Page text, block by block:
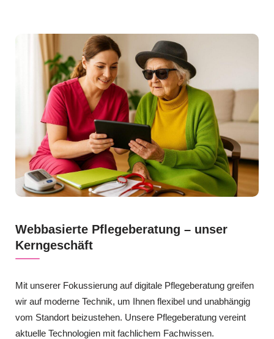
Webbasierte Pflegeberatung – unser
Kerngeschäft
Mit unserer Fokussierung auf digitale Pflegeberatung greifen
wir auf moderne Technik, um Ihnen flexibel und unabhängig
vom Standort beizustehen. Unsere Pflegeberatung vereint
aktuelle Technologien mit fachlichem Fachwissen.